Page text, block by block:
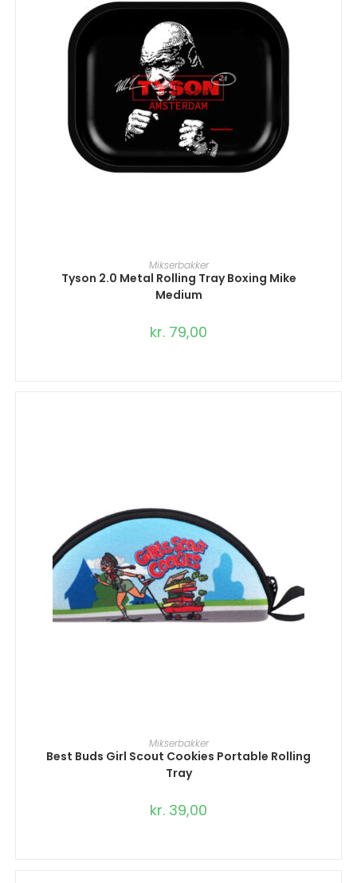
TILFØJ TIL KURV
Mikserbakker
Tyson 2.0 Metal Rolling Tray Boxing Mike
Medium
kr. 79,00
TILFØJ TIL KURV
Mikserbakker
Best Buds Girl Scout Cookies Portable Rolling
Tray
kr. 39,00